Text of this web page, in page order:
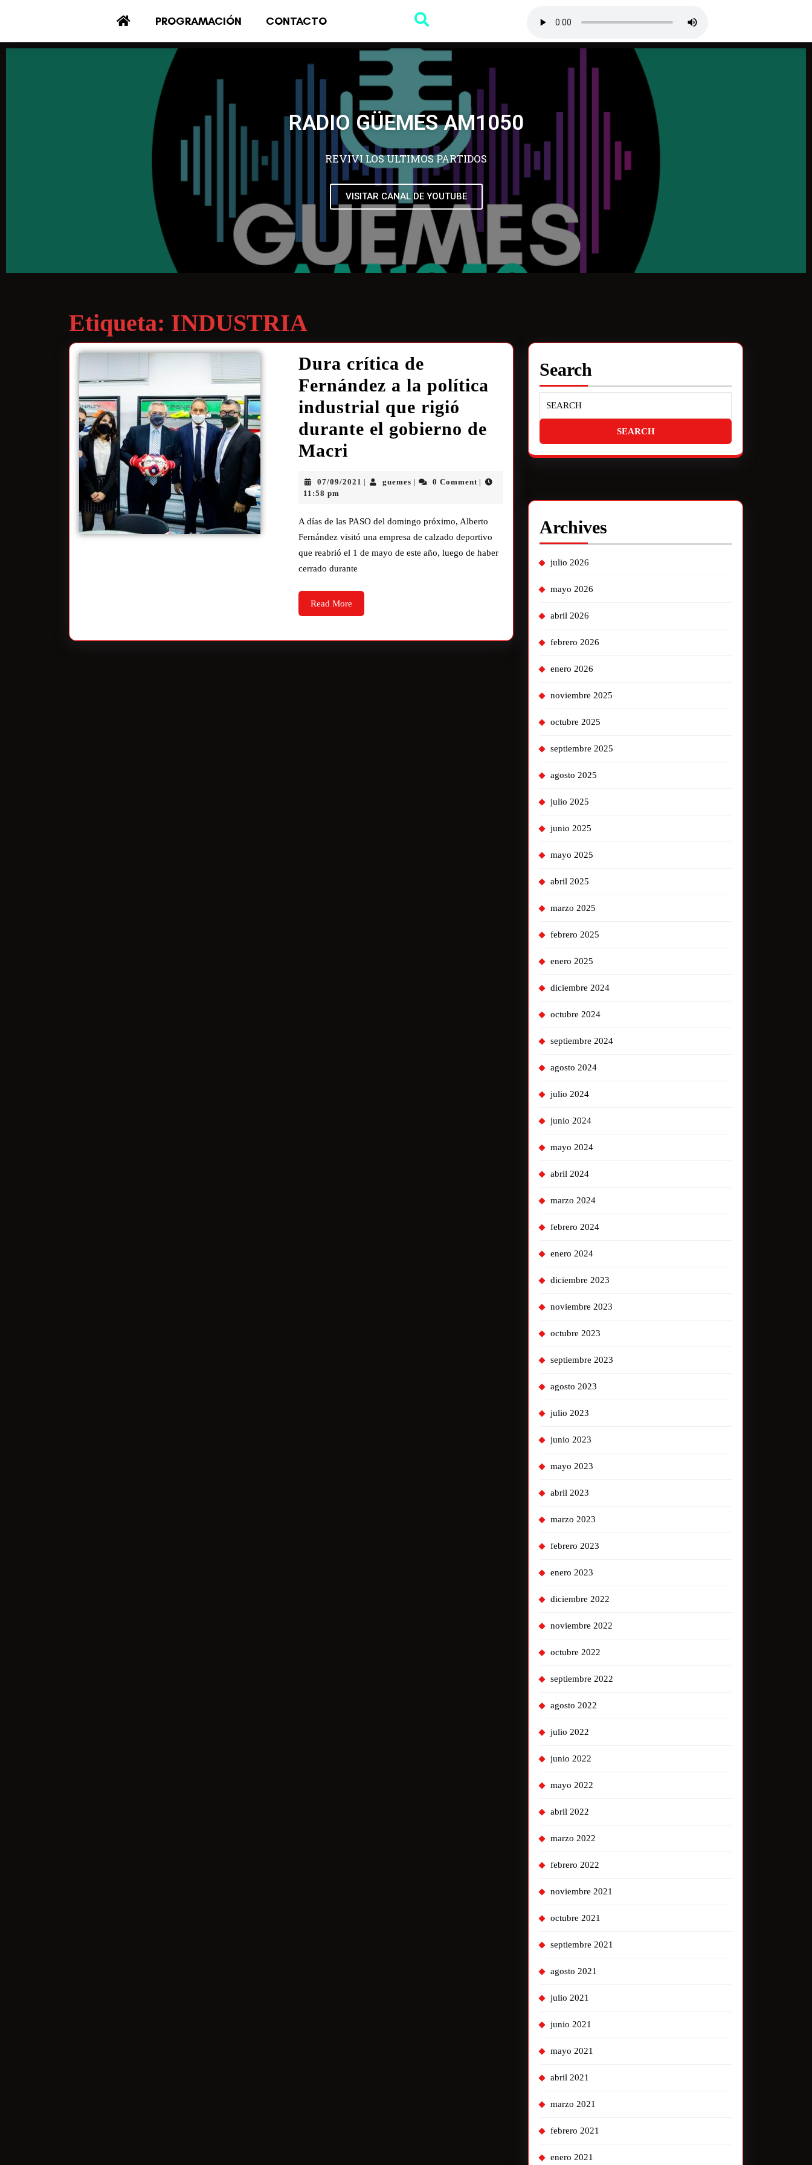
PROGRAMACIÓN CONTACTO
RADIO GÜEMES AM1050
REVIVI LOS ULTIMOS PARTIDOS
VISITAR CANAL DE YOUTUBE
Etiqueta: INDUSTRIA
Dura crítica de
Fernández a la política
industrial que rigió
durante el gobierno de
Macri
07/09/2021 guemes 0 Comment
11:58 pm
A días de las PASO del domingo próximo, Alberto
Fernández visitó una empresa de calzado deportivo
que reabrió el 1 de mayo de este año, luego de haber
cerrado durante
Read More
Search
Archives
julio 2026
mayo 2026
abril 2026
febrero 2026
enero 2026
noviembre 2025
octubre 2025
septiembre 2025
agosto 2025
julio 2025
junio 2025
mayo 2025
abril 2025
marzo 2025
febrero 2025
enero 2025
diciembre 2024
octubre 2024
septiembre 2024
agosto 2024
julio 2024
junio 2024
mayo 2024
abril 2024
marzo 2024
febrero 2024
enero 2024
diciembre 2023
noviembre 2023
octubre 2023
septiembre 2023
agosto 2023
julio 2023
junio 2023
mayo 2023
abril 2023
marzo 2023
febrero 2023
enero 2023
diciembre 2022
noviembre 2022
octubre 2022
septiembre 2022
agosto 2022
julio 2022
junio 2022
mayo 2022
abril 2022
marzo 2022
febrero 2022
noviembre 2021
octubre 2021
septiembre 2021
agosto 2021
julio 2021
junio 2021
mayo 2021
abril 2021
marzo 2021
febrero 2021
enero 2021